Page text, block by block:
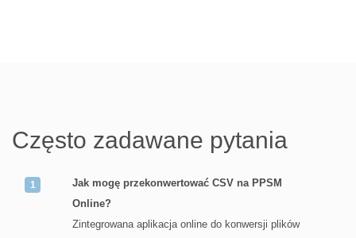
Często zadawane pytania
Jak mogę przekonwertować CSV na PPSM
Online?
Zintegrowana aplikacja online do konwersji plików